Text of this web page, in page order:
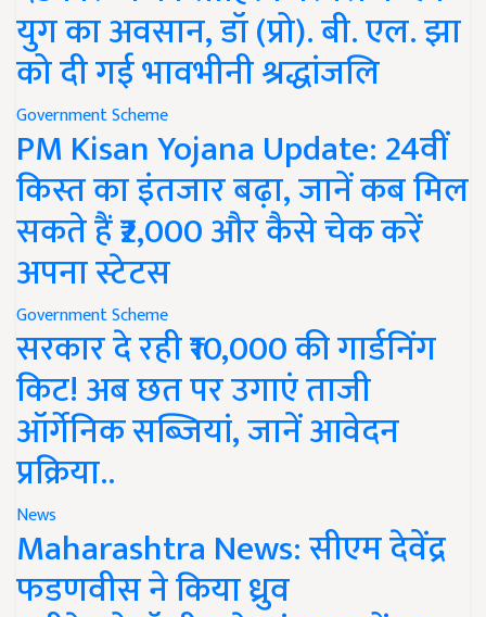
युग का अवसान, डॉ (प्रो). बी. एल. झा
को दी गई भावभीनी श्रद्धांजलि
Government Scheme
PM Kisan Yojana Update: 24वीं
किस्त का इंतजार बढ़ा, जानें कब मिल
सकते हैं ₹2,000 और कैसे चेक करें
अपना स्टेटस
Government Scheme
सरकार दे रही ₹10,000 की गार्डनिंग
किट! अब छत पर उगाएं ताजी
ऑर्गेनिक सब्जियां, जानें आवेदन
प्रक्रिया..
News
Maharashtra News: सीएम देवेंद्र
फडणवीस ने किया ध्रुव